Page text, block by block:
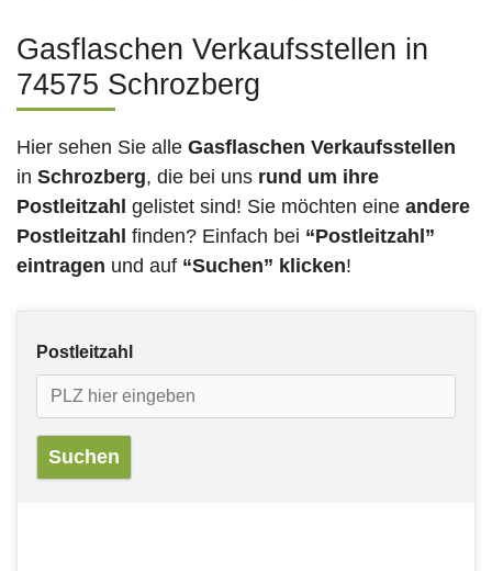
Gasflaschen Verkaufsstellen in
74575 Schrozberg
Hier sehen Sie alle Gasflaschen Verkaufsstellen
in Schrozberg, die bei uns rund um ihre
Postleitzahl gelistet sind! Sie möchten eine andere
Postleitzahl finden? Einfach bei “Postleitzahl”
eintragen und auf “Suchen” klicken!
Postleitzahl